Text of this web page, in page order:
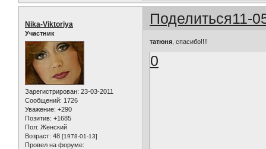
Поделиться11-
Nika-Viktoriya
Участник
Зарегистрирован: 23-03-2011
Сообщений: 1726
Уважение: +290
Позитив: +1685
Пол: Женский
Возраст: 48 [1978-01-13]
Провел на форуме:
татюня , спасибо!!!!
0